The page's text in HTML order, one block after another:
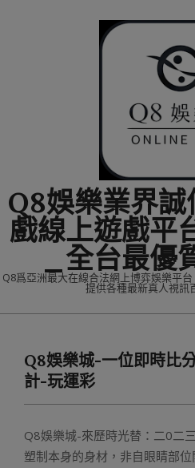
Q8娛樂業界
戲線上遊戲平
_全台最優
Q8爲亞洲最大在線合法網上博弈娛樂平
提供各種最新真人視訊
MenuQ8娛樂城-一位即時比
計-玩運彩
Q8娛樂城-來歷時光替：二0二
塑制本身的身材，非自眼睛部